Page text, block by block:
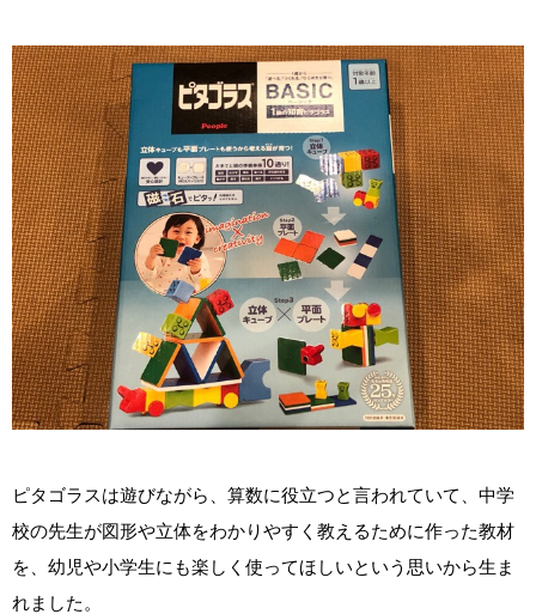
ピタゴラスは遊びながら、算数に役立つと言われていて、中学
校の先生が図形や立体をわかりやすく教えるために作った教材
を、幼児や小学生にも楽しく使ってほしいという思いから生ま
れました。